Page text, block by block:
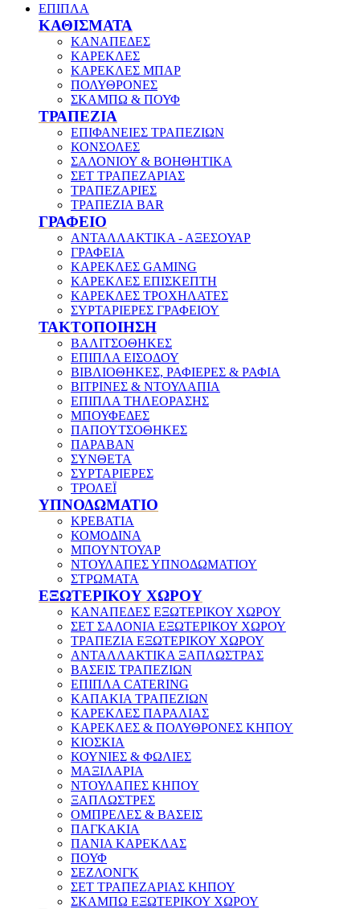
ΕΠΙΠΛΑ
ΚΑΘΙΣΜΑΤΑ
ΚΑΝΑΠΕΔΕΣ
ΚΑΡΕΚΛΕΣ
ΚΑΡΕΚΛΕΣ ΜΠΑΡ
ΠΟΛΥΘΡΟΝΕΣ
ΣΚΑΜΠΩ & ΠΟΥΦ
ΤΡΑΠΕΖΙΑ
ΕΠΙΦΑΝΕΙΕΣ ΤΡΑΠΕΖΙΩΝ
ΚΟΝΣΟΛΕΣ
ΣΑΛΟΝΙΟΥ & ΒΟΗΘΗΤΙΚΑ
ΣΕΤ ΤΡΑΠΕΖΑΡΙΑΣ
ΤΡΑΠΕΖΑΡΙΕΣ
ΤΡΑΠΕΖΙΑ BAR
ΓΡΑΦΕΙΟ
ΑΝΤΑΛΛΑΚΤΙΚΑ - ΑΞΕΣΟΥΑΡ
ΓΡΑΦΕΙΑ
ΚΑΡΕΚΛΕΣ GAMING
ΚΑΡΕΚΛΕΣ ΕΠΙΣΚΕΠΤΗ
ΚΑΡΕΚΛΕΣ ΤΡΟΧΗΛΑΤΕΣ
ΣΥΡΤΑΡΙΕΡΕΣ ΓΡΑΦΕΙΟΥ
ΤΑΚΤΟΠΟΙΗΣΗ
ΒΑΛΙΤΣΟΘΗΚΕΣ
ΕΠΙΠΛΑ ΕΙΣΟΔΟΥ
ΒΙΒΛΙΟΘΗΚΕΣ, ΡΑΦΙΕΡΕΣ & ΡΑΦΙΑ
ΒΙΤΡΙΝΕΣ & ΝΤΟΥΛΑΠΙΑ
ΕΠΙΠΛΑ ΤΗΛΕΟΡΑΣΗΣ
ΜΠΟΥΦΕΔΕΣ
ΠΑΠΟΥΤΣΟΘΗΚΕΣ
ΠΑΡΑΒΑΝ
ΣΥΝΘΕΤΑ
ΣΥΡΤΑΡΙΕΡΕΣ
ΤΡΟΛΕΪ
ΥΠΝΟΔΩΜΑΤΙΟ
ΚΡΕΒΑΤΙΑ
ΚΟΜΟΔΙΝΑ
ΜΠΟΥΝΤΟΥΑΡ
ΝΤΟΥΛΑΠΕΣ ΥΠΝΟΔΩΜΑΤΙΟΥ
ΣΤΡΩΜΑΤΑ
ΕΞΩΤΕΡΙΚΟΥ ΧΩΡΟΥ
ΚΑΝΑΠΕΔΕΣ ΕΞΩΤΕΡΙΚΟΥ ΧΩΡΟΥ
ΣΕΤ ΣΑΛΟΝΙΑ ΕΞΩΤΕΡΙΚΟΥ ΧΩΡΟΥ
ΤΡΑΠΕΖΙΑ ΕΞΩΤΕΡΙΚΟΥ ΧΩΡΟΥ
ΑΝΤΑΛΛΑΚΤΙΚΑ ΞΑΠΛΩΣΤΡΑΣ
ΒΑΣΕΙΣ ΤΡΑΠΕΖΙΩΝ
ΕΠΙΠΛΑ CATERING
ΚΑΠΑΚΙΑ ΤΡΑΠΕΖΙΩΝ
ΚΑΡΕΚΛΕΣ ΠΑΡΑΛΙΑΣ
ΚΑΡΕΚΛΕΣ & ΠΟΛΥΘΡΟΝΕΣ ΚΗΠΟΥ
ΚΙΟΣΚΙΑ
ΚΟΥΝΙΕΣ & ΦΩΛΙΕΣ
ΜΑΞΙΛΑΡΙΑ
ΝΤΟΥΛΑΠΕΣ ΚΗΠΟΥ
ΞΑΠΛΩΣΤΡΕΣ
ΟΜΠΡΕΛΕΣ & ΒΑΣΕΙΣ
ΠΑΓΚΑΚΙΑ
ΠΑΝΙΑ ΚΑΡΕΚΛΑΣ
ΠΟΥΦ
ΣΕΖΛΟΝΓΚ
ΣΕΤ ΤΡΑΠΕΖΑΡΙΑΣ ΚΗΠΟΥ
ΣΚΑΜΠΩ ΕΞΩΤΕΡΙΚΟΥ ΧΩΡΟΥ